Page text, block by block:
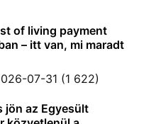
of living payment
– itt van, mi maradt
07-31 (1 622)
jön az Egyesült